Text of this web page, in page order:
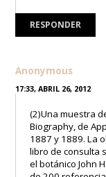
RESPONDER
Anonymous
17:33, ABRIL 26, 2012
(2)Una muestra
Biography, de
1887 y 1889. La
libro de consulta
el botánico John